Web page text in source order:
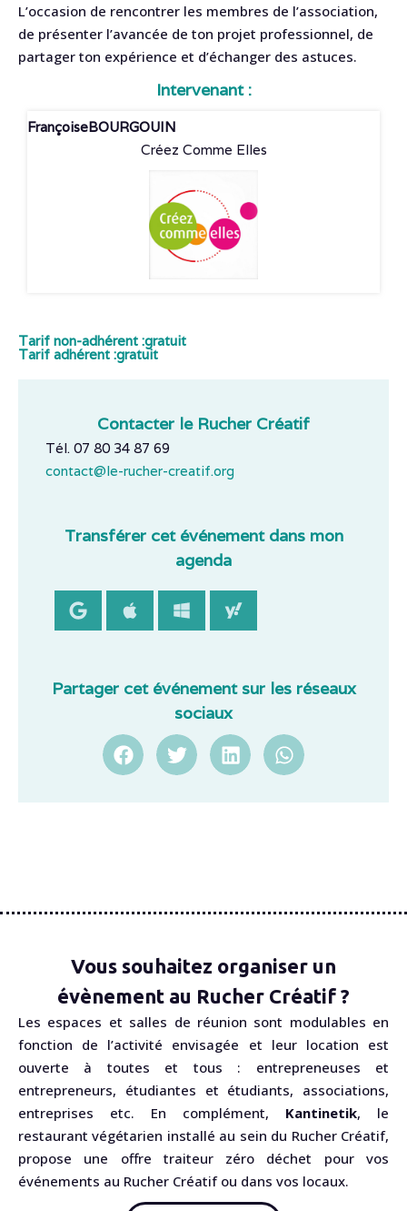
L’occasion de rencontrer les membres de l’association,
de présenter l’avancée de ton projet professionnel, de
partager ton expérience et d’échanger des astuces.
Intervenant :
FrançoiseBOURGOUIN
Créez Comme Elles
Tarif non-adhérent :gratuit
Tarif adhérent :gratuit
Contacter le Rucher Créatif
Tél. 07 80 34 87 69
contact@le-rucher-creatif.org
Transférer cet événement dans mon
agenda
Partager cet événement sur les réseaux
sociaux
Vous souhaitez organiser un
évènement au Rucher Créatif ?
Les espaces et salles de réunion sont modulables en
fonction de l’activité envisagée et leur location est
ouverte à toutes et tous : entrepreneuses et
entrepreneurs, étudiantes et étudiants, associations,
entreprises etc. En complément, Kantinetik, le
restaurant végétarien installé au sein du Rucher Créatif,
propose une offre traiteur zéro déchet pour vos
événements au Rucher Créatif ou dans vos locaux.